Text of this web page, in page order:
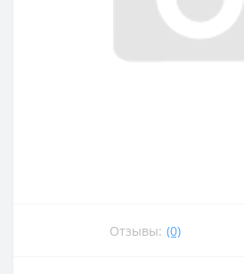
Отзывы: (0)